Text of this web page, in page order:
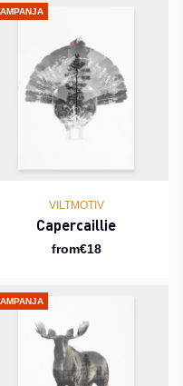
VILTMOTIV
Capercaillie
from€18